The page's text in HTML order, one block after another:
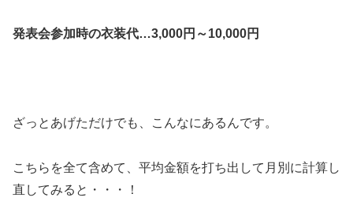
発表会参加時の衣装代…3,000円～10,000円
ざっとあげただけでも、こんなにあるんです。
こちらを全て含めて、平均金額を打ち出して月別に計算し
直してみると・・・！